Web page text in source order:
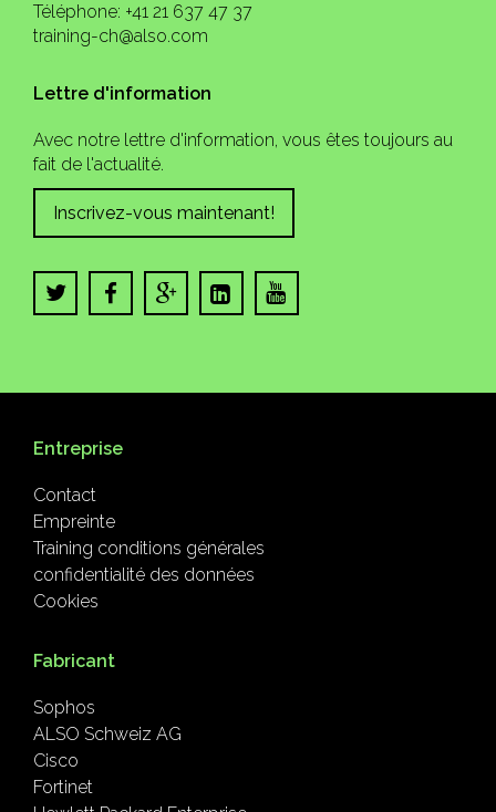
Téléphone: +41 21 637 47 37
training-ch@also.com
Lettre d'information
Avec notre lettre d'information, vous êtes toujours au
fait de l'actualité.
Inscrivez-vous maintenant!
Entreprise
Contact
Empreinte
Training conditions générales
confidentialité des données
Cookies
Fabricant
Sophos
ALSO Schweiz AG
Cisco
Fortinet